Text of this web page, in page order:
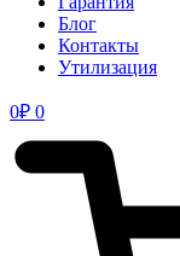
Блог
Контакты
Утилизация
0₽ 0